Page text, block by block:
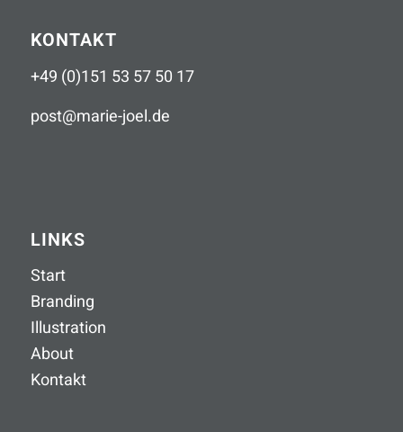
KONTAKT
+49 (0)151 53 57 50 17
post@marie-joel.de
LINKS
Start
Branding
Illustration
About
Kontakt